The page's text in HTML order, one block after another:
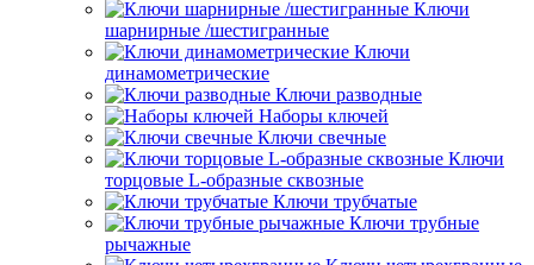
Ключи
шарнирные /шестигранные
Ключи
динамометрические
Ключи разводные
Наборы ключей
Ключи свечные
Ключи
торцовые L-образные сквозные
Ключи трубчатые
Ключи трубные
рычажные